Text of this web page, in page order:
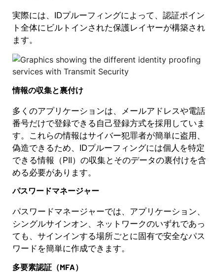
実際には、IDプルーフィングによって、認証ポイン
ト全体にビルトインされた保護レイヤーが構築され
ます。
情報の収集と裏付け
多くのアプリケーションは、メールアドレスや電話
番号だけで登録できる自己登録方式を採用していま
す。これらの情報はサイバー犯罪者が簡単に盗用、
偽造できるため、IDプルーフィングには個人を特定
できる情報（PII）の収集とそのデータの裏付けを含
める必要があります。
パスワードマネージャー
パスワードマネージャーでは、アプリケーション、
シングルサインオン、ネットワークのいずれであっ
ても、サインインする場所ごとに固有で安全なパス
ワードを簡単に作成できます。
多要素認証（MFA）